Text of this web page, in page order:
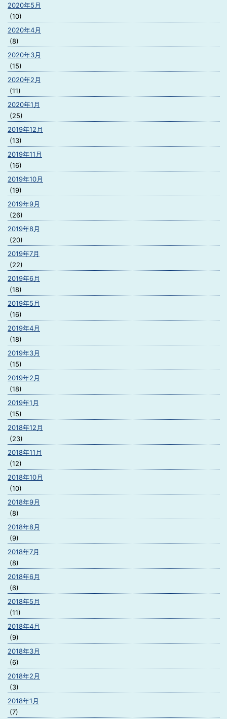
2020年5月
(10)
2020年4月
(8)
2020年3月
(15)
2020年2月
(11)
2020年1月
(25)
2019年12月
(13)
2019年11月
(16)
2019年10月
(19)
2019年9月
(26)
2019年8月
(20)
2019年7月
(22)
2019年6月
(18)
2019年5月
(16)
2019年4月
(18)
2019年3月
(15)
2019年2月
(18)
2019年1月
(15)
2018年12月
(23)
2018年11月
(12)
2018年10月
(10)
2018年9月
(8)
2018年8月
(9)
2018年7月
(8)
2018年6月
(6)
2018年5月
(11)
2018年4月
(9)
2018年3月
(6)
2018年2月
(3)
2018年1月
(7)